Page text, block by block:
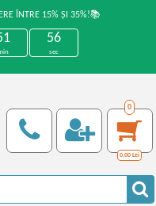
ÎNTRE 15% ȘI 35%!📚
56
sec
0
0,00 Lei